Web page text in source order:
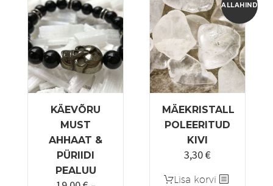
Valikuid
saab
teha
tootelehel.
KÄEVÕRU
MUST
AHHAAT &
PÜRIIDI
PEALUU
ALLAHINDLUS!
MÄEKRISTALL
POLEERITUD
KIVI
Algne
3,30€Praegune
Lisa korvi